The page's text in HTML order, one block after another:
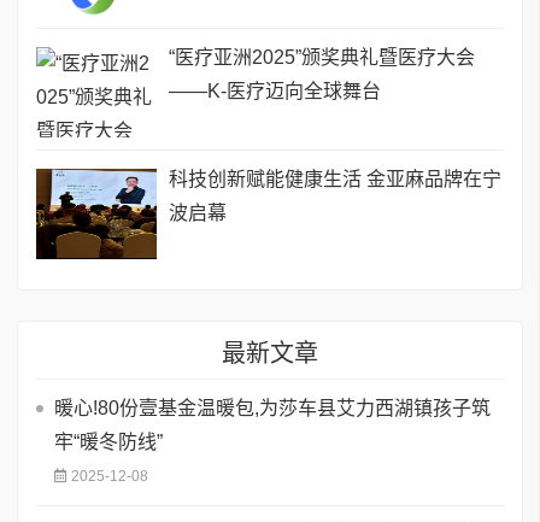
“医疗亚洲2025”颁奖典礼暨医疗大会
——K-医疗迈向全球舞台
科技创新赋能健康生活 金亚麻品牌在宁
波启幕
最新文章
暖心!80份壹基金温暖包,为莎车县艾力西湖镇孩子筑
牢“暖冬防线”
2025-12-08